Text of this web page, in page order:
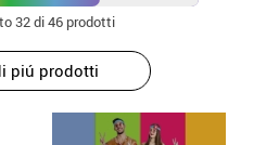
32di 46 prodotti
piú prodotti